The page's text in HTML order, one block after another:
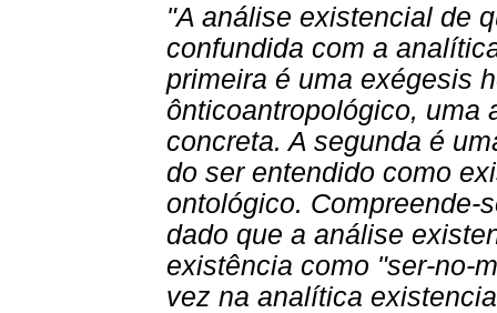
"A análise existencial de
confundida com a
primeira é uma exégesis
ônticoantropológico, uma
concreta. A segunda é
do ser entendido como
ontológico. Compreende-
dado que a análise
existência como "ser-no-
vez na analítica